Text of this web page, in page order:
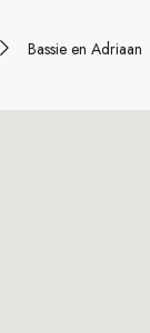
Bassie en Adriaan